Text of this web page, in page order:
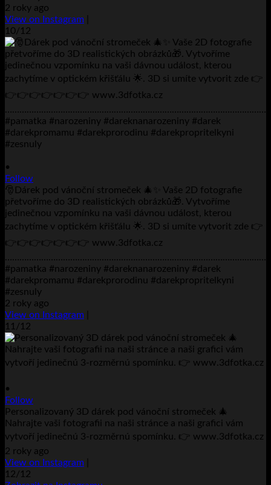
2 roky ago
View on Instagram
10/12
•
Follow
🎅Dárek pod vánoční stromeček 🎄✨ Vaše 2D fotografie
přetvoříme do 3D realistických obrázků🎁. Vytvoříme
jedinečnou vzpomínku na vaši dávnou událost, kterou
zachytíme v optickém křišťálu 🌟. 3D si umíte vytvorit zde 👉
👉👉👉👉👉👉👉 www.3dfotka.cz
………………………………………………………………………………………………..
#pamatka #narozeniny #dareknanarozeniny #darek
#darekpromamu #darekprorodinu #darekpropritelkyni
#zesnuly
2 roky ago
View on Instagram
11/12
•
Follow
Personalizovaný 3D dárek pod vánoční stromeček 🎄
Nahrajte vaši fotografii na naši stránce a naši grafici vám
vytvoří jedinečnú 3-rozměrnú spomínku. 👉 www.3dfotka.cz
2 roky ago
View on Instagram
12/12